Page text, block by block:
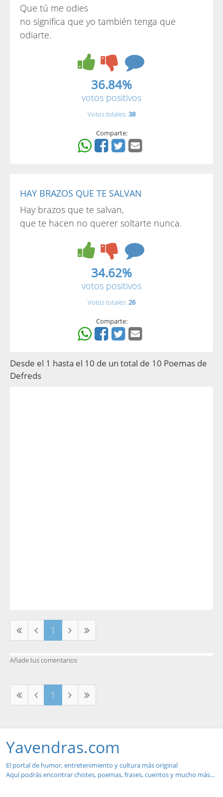
Que tú me odies
no significa que yo también tenga que
odiarte.
36.84%
votos positivos
Votos totales: 38
Comparte:
HAY BRAZOS QUE TE SALVAN
Hay brazos que te salvan,
que te hacen no querer soltarte nunca.
34.62%
votos positivos
Votos totales: 26
Comparte:
Desde el 1 hasta el 10 de un total de 10 Poemas de
Defreds
1
Añade tus comentarios
1
Yavendras.com
El portal de humor, entretenimiento y cultura más original
Aquí podrás encontrar chistes, poemas, frases, cuentos y mucho más...